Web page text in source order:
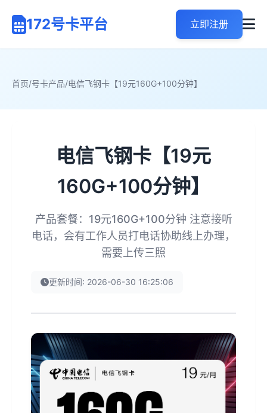
172号卡平台 立即注册
首页/号卡产品/电信飞钢卡【19元160G+100分钟】
电信飞钢卡【19元
160G+100分钟】
产品套餐：19元160G+100分钟 注意接听
电话，会有工作人员打电话协助线上办理，
需要上传三照
更新时间: 2026-06-30 16:25:06